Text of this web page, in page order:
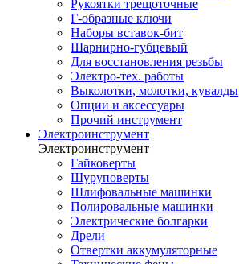
Рукоятки трещоточные
Г-образные ключи
Наборы вставок-бит
Шарнирно-губцевый
Для восстановления резьбы
Электро-тех. работы
Выколотки, молотки, кувалды
Опции и аксессуары
Прочий инструмент
Электроинструмент
Электроинструмент
Гайковерты
Шуруповерты
Шлифовальные машинки
Полировальные машинки
Электрические болгарки
Дрели
Отвертки аккумуляторные